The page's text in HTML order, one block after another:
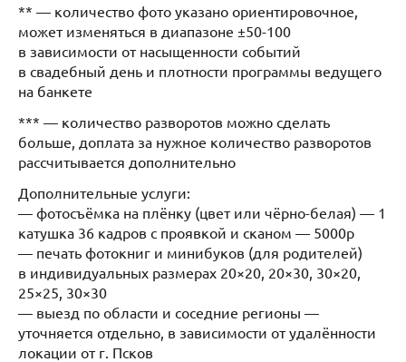
** — количество фото указано ориентировочное,
может изменяться в диапазоне ±50-100
в зависимости от насыщенности событий
в свадебный день и плотности программы ведущего
на банкете
*** — количество разворотов можно сделать
больше, доплата за нужное количество разворотов
рассчитывается дополнительно
Дополнительные услуги:
— фотосъёмка на плёнку (цвет или чёрно-белая) — 1
катушка 36 кадров с проявкой и сканом — 5000р
— печать фотокниг и минибуков (для родителей)
в индивидуальных размерах 20×20, 20×30, 30×20,
25×25, 30×30
— выезд по области и соседние регионы —
уточняется отдельно, в зависимости от удалённости
локации от г. Псков